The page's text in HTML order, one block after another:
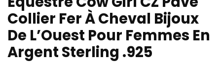
Collier Fer À Cheval Bijoux
De L’Ouest Pour Femmes En
Argent Sterling .925